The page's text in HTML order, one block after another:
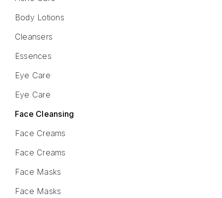
Body Lotions
Cleansers
Essences
Eye Care
Eye Care
Face Cleansing
Face Creams
Face Creams
Face Masks
Face Masks